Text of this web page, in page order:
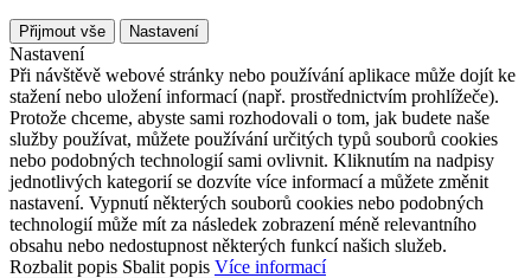
Přijmout vše Nastavení
Nastavení
Při návštěvě webové stránky nebo používání aplikace může dojít ke
stažení nebo uložení informací (např. prostřednictvím prohlížeče).
Protože chceme, abyste sami rozhodovali o tom, jak budete naše
služby používat, můžete používání určitých typů souborů cookies
nebo podobných technologií sami ovlivnit. Kliknutím na nadpisy
jednotlivých kategorií se dozvíte více informací a můžete změnit
nastavení. Vypnutí některých souborů cookies nebo podobných
technologií může mít za následek zobrazení méně relevantního
obsahu nebo nedostupnost některých funkcí našich služeb.
Rozbalit popis Sbalit popis Více informací